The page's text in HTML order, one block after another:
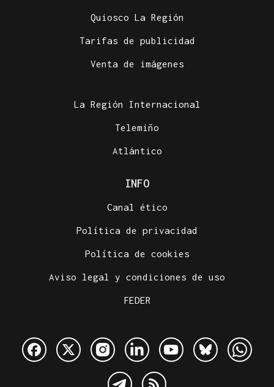
Quiosco La Región
Tarifas de publicidad
Venta de imágenes
La Región Internacional
Telemiño
Atlántico
INFO
Canal ético
Política de privacidad
Política de cookies
Aviso legal y condiciones de uso
FEDER